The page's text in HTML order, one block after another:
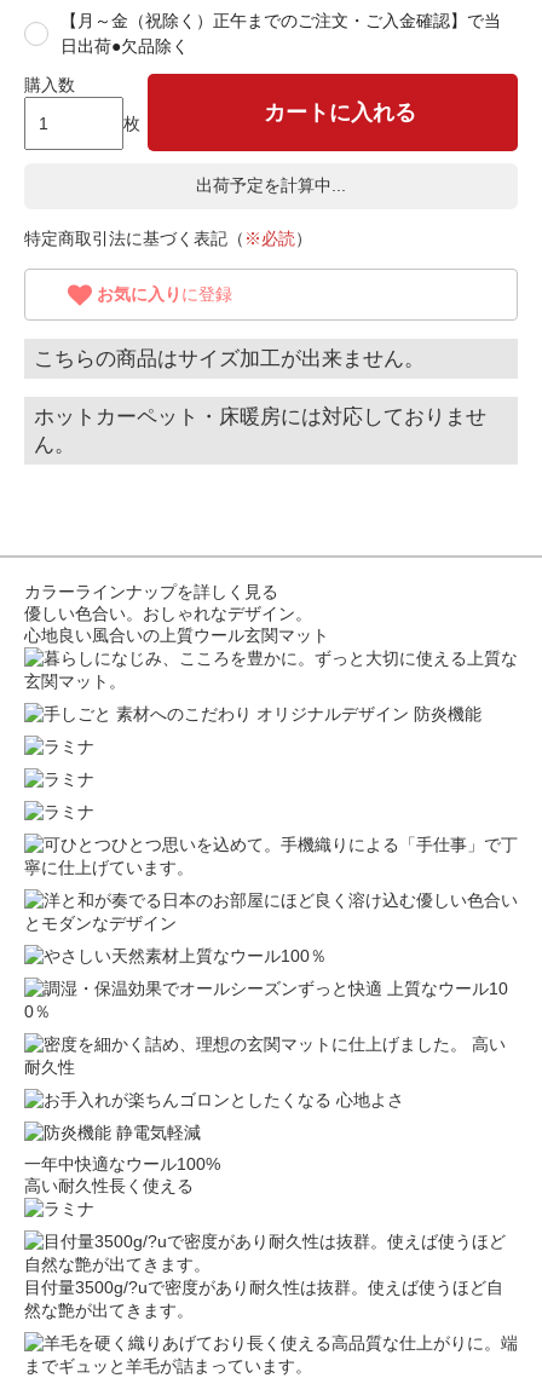
【月～金（祝除く）正午までのご注文・ご入金確認】で当
日出荷●欠品除く
購入数
枚
カートに入れる
出荷予定を計算中...
特定商取引法に基づく表記（ ※必読）
お気に入り に登録
こちらの商品はサイズ加工が出来ません。
ホットカーペット・床暖房には対応しておりませ
ん。
カラーラインナップを詳しく見る
優しい色合い。おしゃれなデザイン。
心地良い風合いの上質ウール玄関マット
一年中快適なウール100%
高い耐久性長く使える
目付量3500g/?uで密度があり耐久性は抜群。使えば使うほど自
然な艶が出てきます。